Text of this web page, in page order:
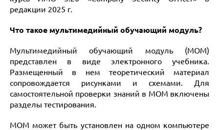
редакции 2025 г.
Что такое мультимедийный обучающий модуль?
Мультимедийный обучающий модуль (МОМ)
представлен в виде электронного учебника.
Размещенный в нем теоретический материал
сопровождается рисунками и схемами. Для
самостоятельной проверки знаний в МОМ включены
разделы тестирования.
МОМ может быть установлен на одном компьютере